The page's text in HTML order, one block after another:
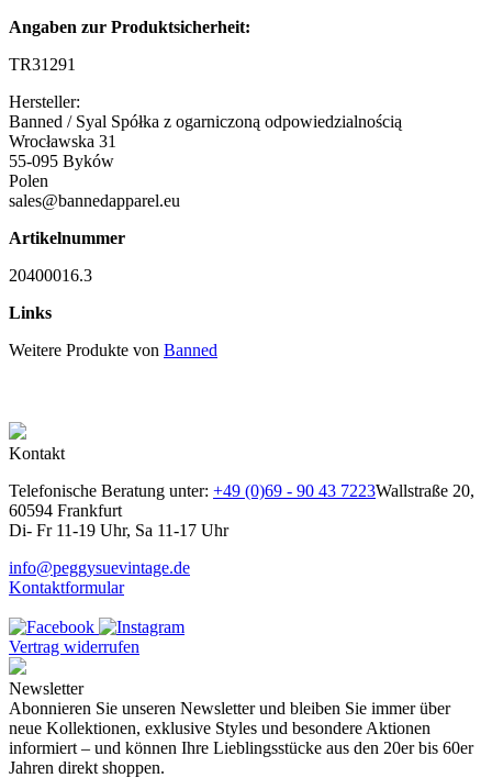
Angaben zur Produktsicherheit:
TR31291
Hersteller:
Banned / Syal Spółka z ogarniczoną odpowiedzialnością
Wrocławska 31
55-095 Byków
Polen
sales@bannedapparel.eu
Artikelnummer
20400016.3
Links
Weitere Produkte von Banned
Kontakt
Telefonische Beratung unter: +49 (0)69 - 90 43 7223Wallstraße 20,
60594 Frankfurt
Di- Fr 11-19 Uhr, Sa 11-17 Uhr
info@peggysuevintage.de
Kontaktformular
Vertrag widerrufen
Newsletter
Abonnieren Sie unseren Newsletter und bleiben Sie immer über
neue Kollektionen, exklusive Styles und besondere Aktionen
informiert – und können Ihre Lieblingsstücke aus den 20er bis 60er
Jahren direkt shoppen.